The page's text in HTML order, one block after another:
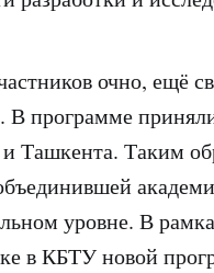
очно, ещё
программе
Ташкента. Таким
уровне. В
в КБТУ новой